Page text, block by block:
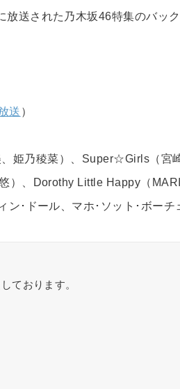
送された乃木坂46特集のバッ
送 ）
姫乃稜菜）、Super☆Girls（宮
）、Dorothy Little Happy（
･ドール、マホ･ソット･ボーチ
ております。